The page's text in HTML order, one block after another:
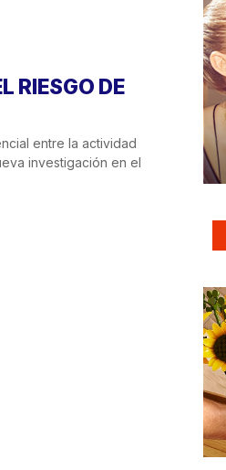
RIESGO DE
entre la actividad
investigación en el